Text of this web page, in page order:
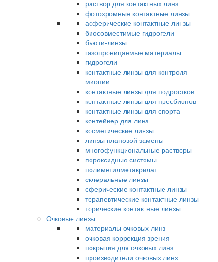
раствор для контактных линз
фотохромные контактные линзы
асферические контактные линзы
биосовместимые гидрогели
бьюти-линзы
газопроницаемые материалы
гидрогели
контактные линзы для контроля
миопии
контактные линзы для подростков
контактные линзы для пресбиопов
контактные линзы для спорта
контейнер для линз
косметические линзы
линзы плановой замены
многофункциональные растворы
пероксидные системы
полиметилметакрилат
склеральные линзы
сферические контактные линзы
терапевтические контактные линзы
торические контактные линзы
Очковые линзы
материалы очковых линз
очковая коррекция зрения
покрытия для очковых линз
производители очковых линз